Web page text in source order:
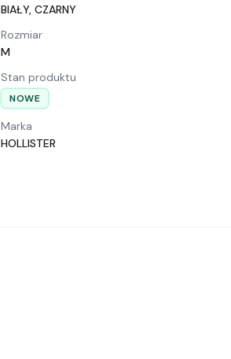
BIAŁY, CZARNY
Rozmiar
M
Stan produktu
NOWE
Marka
HOLLISTER